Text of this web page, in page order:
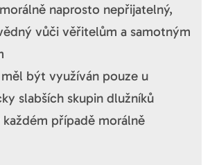
morálně naprosto nepřijatelný,
vůči věřitelům a samotným
měl být využíván pouze u
slabších skupin dlužníků
každém případě morálně